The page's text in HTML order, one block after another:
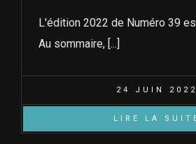
L'édition 2022 de Numéro 39
Au sommaire, [...]
24 JUIN 2022
LIRE LA